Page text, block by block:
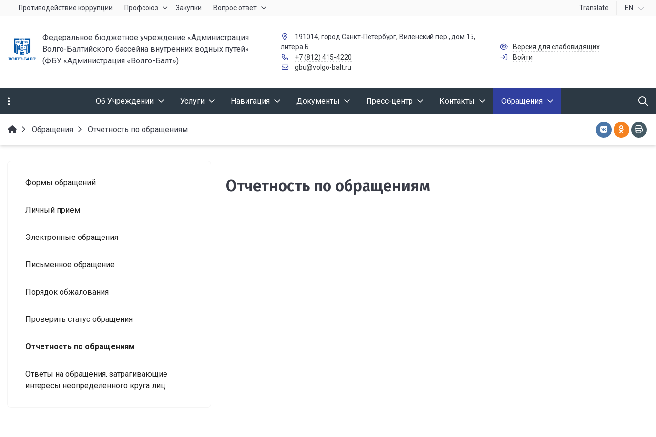
Противодействие коррупции Профсоюз Закупки Вопрос ответ Translate EN
Федеральное бюджетное учреждение «Администрация
Волго-Балтийского бассейна внутренних водных путей»
(ФБУ «Администрация «Волго-Балт»)
191014, город Санкт-Петербург, Виленский пер., дом 15,
литера Б
+7 (812) 415-4220
gbu@volgo-balt.ru
Версия для слабовидящих
Войти
Об Учреждении Услуги Навигация Документы Пресс-центр Контакты Обращения
Обращения Отчетность по обращениям
Формы обращений
Личный приём
Электронные обращения
Письменное обращение
Порядок обжалования
Проверить статус обращения
Отчетность по обращениям
Ответы на обращения, затрагивающие
интересы неопределенного круга лиц
Отчетность по обращениям